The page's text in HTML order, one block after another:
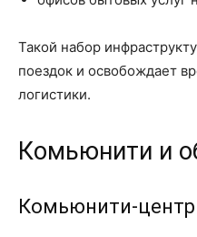
Такой набор
поездок и освобождает
логистики.
Комьюнити и
Комьюнити-центр